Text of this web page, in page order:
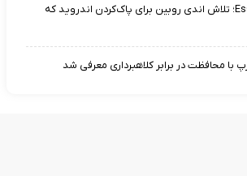
گوشی Essential PH-۱؛ تلاش اندی روبین برای پاک‌کردن اندروید که